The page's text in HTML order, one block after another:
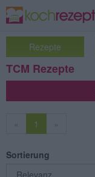
Rezepte
TCM Rezepte
1
Sortierung